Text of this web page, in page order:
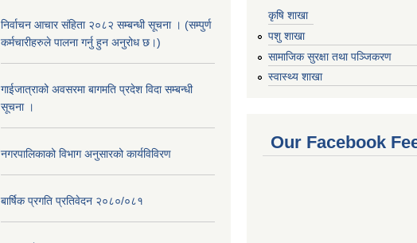
निर्वाचन आचार संहिता २०८२ सम्बन्धी सूचना । (सम्पुर्ण
कर्मचारीहरुले पालना गर्नु हुन अनुरोध छ।)
गाईजात्राको अवसरमा बागमति प्रदेश विदा सम्बन्धी
सूचना ।
नगरपालिकाको विभाग अनुसारको कार्यविविरण
बार्षिक प्रगति प्रतिवेदन २०८०/०८१
कृषि शाखा
पशु शाखा
सामाजिक सुरक्षा तथा पञ्जिकरण
स्वास्थ्य शाखा
Our Facebook